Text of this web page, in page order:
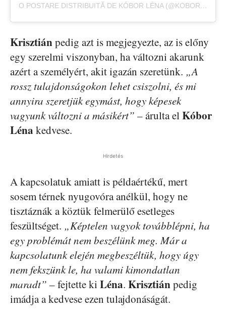
O POSTARE DISTRIBUITĂ DE KÓBOR LÉNA (@KOBOR_LENA)
Krisztiánpedig azt is megjegyezte, az is előny
egy szerelmi viszonyban, ha változni akarunk
azért a személyért, akit igazán szeretünk. „A
rossz tulajdonságokon lehet csiszolni, és mi
annyira szeretjük egymást, hogy képesek
vagyunk változni a másikért” – árulta elKóbor
Léna kedvese.
Hirdetés
A kapcsolatuk amiatt is példaértékű, mert
sosem térnek nyugovóra anélkül, hogy ne
tisztáznák a köztük felmerülő esetleges
feszültséget. „Képtelen vagyok továbblépni, ha
egy problémát nem beszélünk meg. Már a
kapcsolatunk elején megbeszéltük, hogy úgy
nem fekszünk le, ha valami kimondatlan
maradt” – fejtette ki Léna. Krisztiánpedig
imádja a kedvese ezen tulajdonáságát.